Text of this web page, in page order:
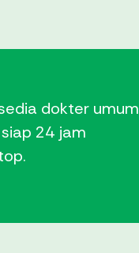
dokter umum
24 jam